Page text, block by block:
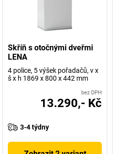
Skříň s otočnými dveřmi
LENA
4 police, 5 výšek pořadačů, v x
š x h 1869 x 800 x 442 mm
bez DPH
13.290,- Kč
3-4 týdny